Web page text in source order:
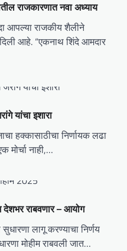
राजकारणात नवा अध्याय
आपल्या राजकीय शैलीने
आहे. “एकनाथ शिंदे आमदार
यांचा इशारा
हक्कासाठीचा निर्णायक लढा
मोर्चा नाही,…
देशभर राबवणार – आयोग
सुधारणा लागू करण्याचा निर्णय
मोहीम राबवली जात…